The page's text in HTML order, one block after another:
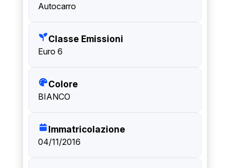
Autocarro
Classe Emissioni
Euro 6
Colore
BIANCO
Immatricolazione
04/11/2016